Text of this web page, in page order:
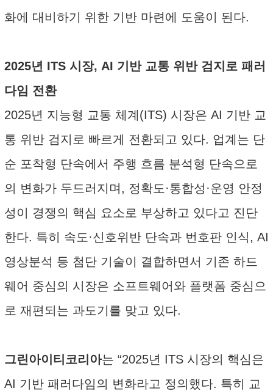
화에 대비하기 위한 기반 마련에 도움이 된다.
2025년 ITS 시장, AI 기반 교통 위반 검지로 패러
다임 전환
2025년 지능형 교통 체계(ITS) 시장은 AI 기반 교
통 위반 검지로 빠르게 전환되고 있다. 업계는 단
순 포착형 단속에서 주행 흐름 분석형 단속으로
의 변화가 두드러지며, 정확도·통합성·운영 안정
성이 경쟁의 핵심 요소로 부상하고 있다고 진단
한다. 특히 속도·신호위반 단속과 번호판 인식, AI
영상분석 등 첨단 기술이 결합하면서 기존 하드
웨어 중심의 시장은 소프트웨어와 플랫폼 중심으
로 재편되는 과도기를 맞고 있다.
그린아이티코리아는 “2025년 ITS 시장의 핵심은
AI 기반 패러다임의 변화라고 정의했다. 특히 교